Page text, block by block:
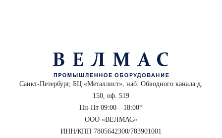
Санкт-Петербург, БЦ «Металлист», наб. Обводного канала д.
150, оф. 519
Пн-Пт 09:00—18:00*
ООО «ВЕЛМАС»
ИНН/КПП 7805642300/783901001